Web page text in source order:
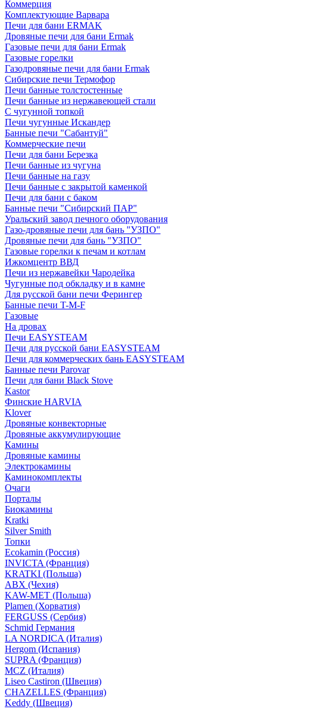
Коммерция
Комплектующие Варвара
Печи для бани ERMAK
Дровяные печи для бани Ermak
Газовые печи для бани Ermak
Газовые горелки
Газодровяные печи для бани Ermak
Сибирские печи Термофор
Печи банные толстостенные
Печи банные из нержавеющей стали
С чугунной топкой
Печи чугунные Искандер
Банные печи "Сабантуй"
Коммерческие печи
Печи для бани Березка
Печи банные из чугуна
Печи банные на газу
Печи банные с закрытой каменкой
Печи для бани с баком
Банные печи "Сибирский ПАР"
Уральский завод печного оборудования
Газо-дровяные печи для бань "УЗПО"
Дровяные печи для бань "УЗПО"
Газовые горелки к печам и котлам
Ижкомцентр ВВД
Печи из нержавейки Чародейка
Чугунные под обкладку и в камне
Для русской бани печи Ферингер
Банные печи T-M-F
Газовые
На дровах
Печи EASYSTEAM
Печи для русской бани EASYSTEAM
Печи для коммерческих бань EASYSTEAM
Банные печи Parovar
Печи для бани Black Stove
Kastor
Финские HARVIA
Klover
Дровяные конвекторные
Дровяные аккумулирующие
Камины
Дровяные камины
Электрокамины
Каминокомплекты
Очаги
Порталы
Биокамины
Kratki
Silver Smith
Топки
Ecokamin (Россия)
INVICTA (Франция)
KRATKI (Польша)
ABX (Чехия)
KAW-MET (Польша)
Plamen (Хорватия)
FERGUSS (Сербия)
Schmid Германия
LA NORDICA (Италия)
Hergom (Испания)
SUPRA (Франция)
MCZ (Италия)
Liseo Castiron (Швеция)
CHAZELLES (Франция)
Keddy (Швеция)